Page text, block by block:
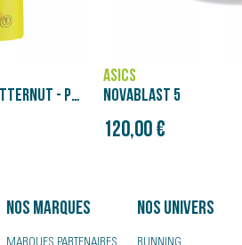
SALOMON
GENESIS
120,00 €
Nos marques Nos univers